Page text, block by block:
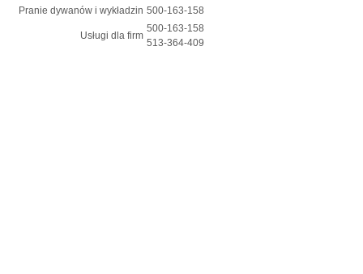
Pranie dywanów i wykładzin 500-163-158
Usługi dla firm
500-163-158
513-364-409